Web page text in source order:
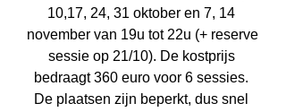
10,17, 24, 31 oktober en 7, 14
november van 19u tot 22u (+ reserve
sessie op 21/10). De kostprijs
bedraagt 360 euro voor 6 sessies.
De plaatsen zijn beperkt, dus snel